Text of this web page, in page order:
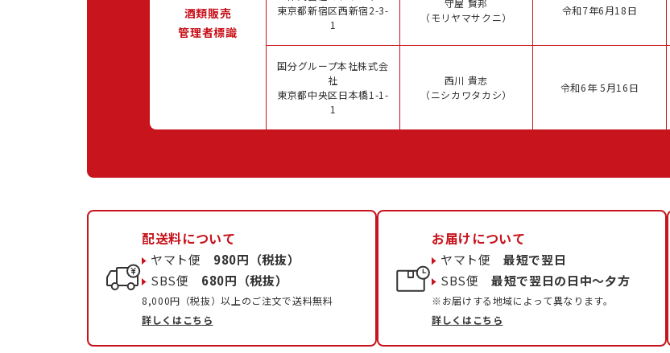
酒類販売
管理者標識
東京都新宿区西新宿2-3-
1
守屋 賢邦
（モリヤマサクニ）
令和7年6月18日
国分グループ本社株式会
社
東京都中央区日本橋1-1-
1
西川 貴志
（ニシカワタカシ）
令和6年 5月16日
配送料について
ヤマト便 980円（税抜）
SBS便 680円（税抜）
8,000円（税抜）以上のご注文で送料無料
詳しくはこちら
お届けについて
ヤマト便最短で翌日
SBS便最短で翌日の日中〜夕方
※お届けする地域によって異なります。
詳しくはこちら